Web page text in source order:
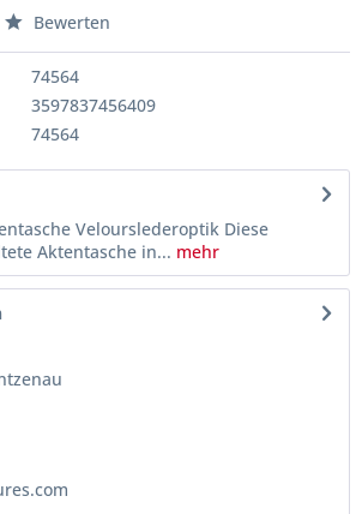
Bewerten
74564
3597837456409
74564
Velourslederoptik Diese
Aktentasche in... mehr